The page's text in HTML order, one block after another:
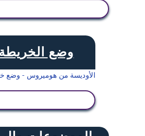
وضع الخريطة